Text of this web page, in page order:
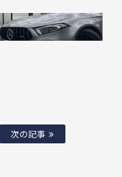
次の記事